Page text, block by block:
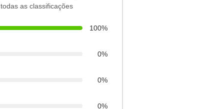
todas as classificações
100%
0%
0%
0%